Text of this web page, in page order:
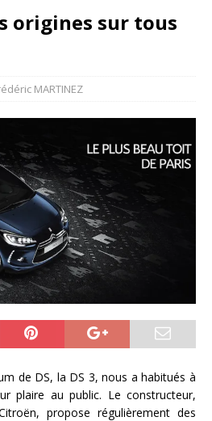
origines sur tous
MARTINEZ
de DS, la DS 3, nous a habitués à
plaire au public. Le constructeur,
propose régulièrement des